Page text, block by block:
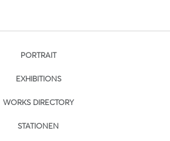
PORTRAIT
EXHIBITIONS
WORKS DIRECTORY
STATIONEN